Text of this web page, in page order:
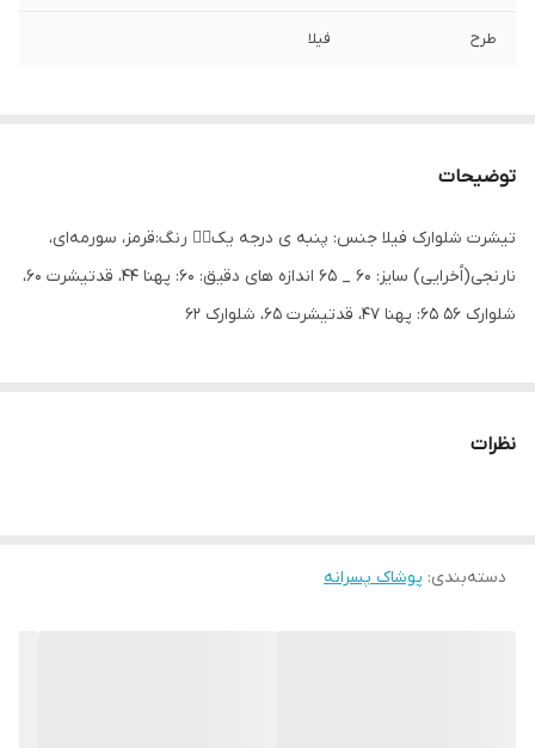
طرح فیلا
توضیحات
تیشرت شلوارک فیلا جنس: پنبه ی درجه یک👌🏻 رنگ:قرمز، سورمه‌ای،
نارنجی(اُخرایی) سایز: ۶۰ _ ۶۵ اندازه های دقیق: ۶۰: پهنا ۴۴، قدتیشرت ۶۰،
شلوارک ۵۶ ۶۵: پهنا ۴۷، قدتیشرت ۶۵، شلوارک ۶۲
نظرات
دسته‌بندی: پوشاک پسرانه